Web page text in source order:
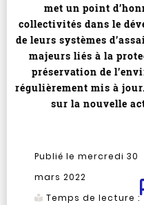
met un point
collectivités dans le
de leurs systèmes
majeurs liés à la
préservation de
régulièrement mis à
sur la nouvelle
Publié le mercredi 30
mars 2022
Temps de lecture :